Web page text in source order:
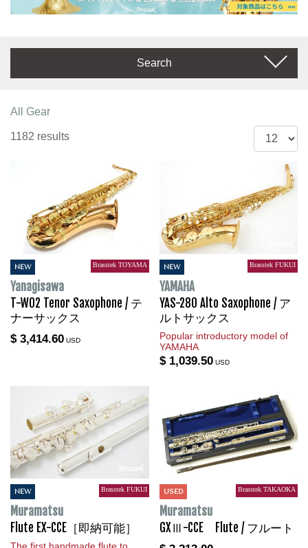
Search
All Gear
1182 results
NEW Brasstek TOYAMA
Yanagisawa
T-WO2 Tenor Saxophone / テ
ナーサックス
$ 3,414.60 USD
NEW Brasstek FUKUI
YAMAHA
YAS-280 Alto Saxophone / ア
ルトサックス
Popular introductory model of
YAMAHA
$ 1,039.50USD
NEW Brasstek FUKUI
Muramatsu
Flute EX-CCE［即納可能］
USED Brasstek TAKAOKA
Muramatsu
GXⅢ-CCE Flute / フルート